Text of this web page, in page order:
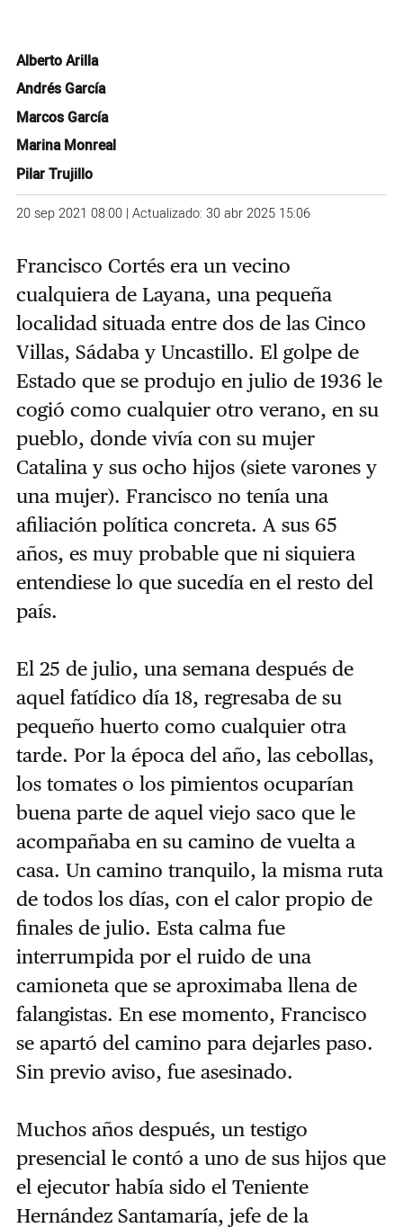
Alberto Arilla
Andrés García
Marcos García
Marina Monreal
Pilar Trujillo
20 sep 2021 08:00 | Actualizado: 30 abr 2025 15:06
Francisco Cortés era un vecino
cualquiera de Layana, una pequeña
localidad situada entre dos de las Cinco
Villas, Sádaba y Uncastillo. El golpe de
Estado que se produjo en julio de 1936 le
cogió como cualquier otro verano, en su
pueblo, donde vivía con su mujer
Catalina y sus ocho hijos (siete varones y
una mujer). Francisco no tenía una
afiliación política concreta. A sus 65
años, es muy probable que ni siquiera
entendiese lo que sucedía en el resto del
país.
El 25 de julio, una semana después de
aquel fatídico día 18, regresaba de su
pequeño huerto como cualquier otra
tarde. Por la época del año, las cebollas,
los tomates o los pimientos ocuparían
buena parte de aquel viejo saco que le
acompañaba en su camino de vuelta a
casa. Un camino tranquilo, la misma ruta
de todos los días, con el calor propio de
finales de julio. Esta calma fue
interrumpida por el ruido de una
camioneta que se aproximaba llena de
falangistas. En ese momento, Francisco
se apartó del camino para dejarles paso.
Sin previo aviso, fue asesinado.
Muchos años después, un testigo
presencial le contó a uno de sus hijos que
el ejecutor había sido el Teniente
Hernández Santamaría, jefe de la